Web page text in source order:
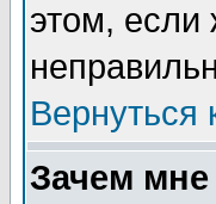
этом, если
Вернуться
Зачем